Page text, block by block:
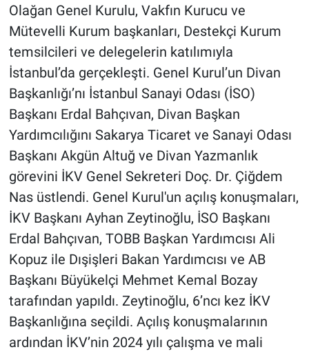
Olağan Genel Kurulu, Vakfın Kurucu ve
Mütevelli Kurum başkanları, Destekçi Kurum
temsilcileri ve delegelerin katılımıyla
İstanbul’da gerçekleşti. Genel Kurul’un Divan
Başkanlığı’nı İstanbul Sanayi Odası (İSO)
Başkanı Erdal Bahçıvan, Divan Başkan
Yardımcılığını Sakarya Ticaret ve Sanayi Odası
Başkanı Akgün Altuğ ve Divan Yazmanlık
görevini İKV Genel Sekreteri Doç. Dr. Çiğdem
Nas üstlendi. Genel Kurul'un açılış konuşmaları,
İKV Başkanı Ayhan Zeytinoğlu, İSO Başkanı
Erdal Bahçıvan, TOBB Başkan Yardımcısı Ali
Kopuz ile Dışişleri Bakan Yardımcısı ve AB
Başkanı Büyükelçi Mehmet Kemal Bozay
tarafından yapıldı. Zeytinoğlu, 6’ncı kez İKV
Başkanlığına seçildi. Açılış konuşmalarının
ardından İKV’nin 2024 yılı çalışma ve mali